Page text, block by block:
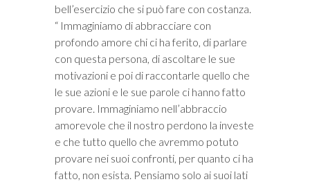
bell’esercizio che si può fare con costanza.
“ Immaginiamo di abbracciare con
profondo amore chi ci ha ferito, di parlare
con questa persona, di ascoltare le sue
motivazioni e poi di raccontarle quello che
le sue azioni e le sue parole ci hanno fatto
provare. Immaginiamo nell’abbraccio
amorevole che il nostro perdono la investe
e che tutto quello che avremmo potuto
provare nei suoi confronti, per quanto ci ha
fatto, non esista. Pensiamo solo ai suoi lati